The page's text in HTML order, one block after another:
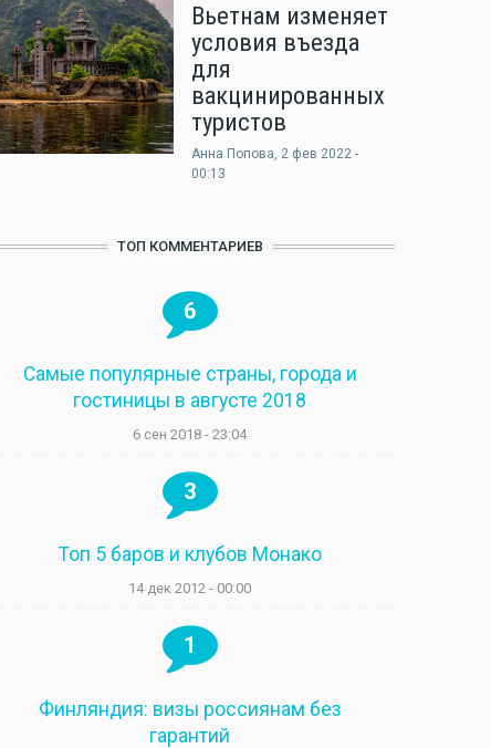
Вьетнам изменяет
условия въезда
для
вакцинированных
туристов
Анна Попова, 2 фев 2022 -
00:13
ТОП КОММЕНТАРИЕВ
6
Самые популярные страны, города и
гостиницы в августе 2018
6 сен 2018 - 23:04
3
Топ 5 баров и клубов Монако
14 дек 2012 - 00:00
1
Финляндия: визы россиянам без
гарантий